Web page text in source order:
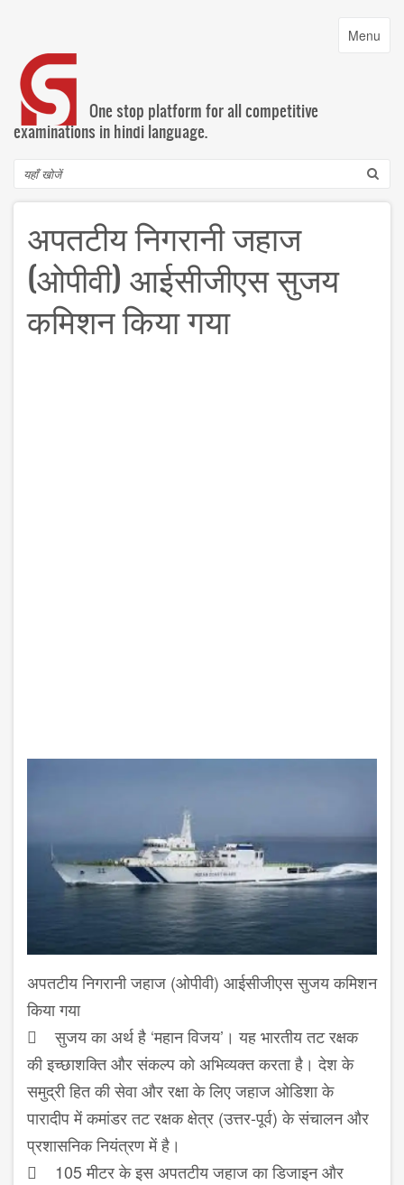
content
Toggle
Menu
One stop platform for all competitive
examinations in hindi language.
Search
अपतटीय निगरानी जहाज
(ओपीवी) आईसीजीएस सुजय
कमिशन किया गया
अपतटीय निगरानी जहाज (ओपीवी) आईसीजीएस सुजय कमिशन
किया गया
 सुजय का अर्थ है ‘महान विजय’। यह भारतीय तट रक्षक
की इच्छाशक्ति और संकल्प को अभिव्यक्त करता है। देश के
समुद्री हित की सेवा और रक्षा के लिए जहाज ओडिशा के
पारादीप में कमांडर तट रक्षक क्षेत्र (उत्तर-पूर्व) के संचालन और
प्रशासनिक नियंत्रण में है।
 105 मीटर के इस अपतटीय जहाज का डिजाइन और